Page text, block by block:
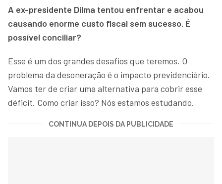
A ex-presidente Dilma tentou enfrentar e acabou
causando enorme custo fiscal sem sucesso. É
possível conciliar?
Esse é um dos grandes desafios que teremos. O
problema da desoneração é o impacto previdenciário.
Vamos ter de criar uma alternativa para cobrir esse
déficit. Como criar isso? Nós estamos estudando.
CONTINUA DEPOIS DA PUBLICIDADE